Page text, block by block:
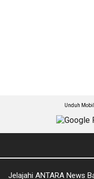
Unduh
Jelajahi ANTARA News